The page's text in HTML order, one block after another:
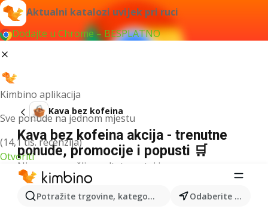
Aktualni katalozi uvijek pri ruci
Dodajte u Chrome – BESPLATNO
Kimbino aplikacija
Sve ponude na jednom mjestu
(14,1 tis. recenzija)
Otvoriti
Potražite trgovine, kategorije, proizvode... Odaberite grad
Kava bez kofeina
Kava bez kofeina akcija - trenutne
ponude, promocije i popusti 🛒
Nismo pronašli rezultate za taj izraz.
Kava bez kofeina u akciji - Gdje
kupiti?